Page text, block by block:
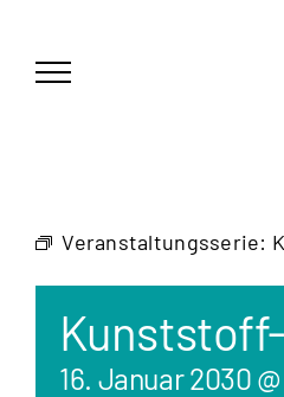
springen
Veranstaltungsserie:
16. Januar 2030